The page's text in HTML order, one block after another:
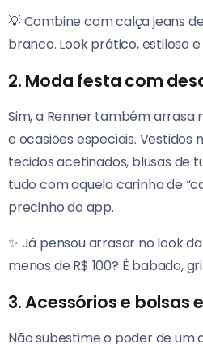
💡 Combine com calça jeans
branco. Look prático, estiloso e
2. Moda festa com
Sim, a Renner também arrasa
e ocasiões especiais. Vestidos
tecidos acetinados, blusas de
tudo com aquela carinha de
precinho do app.
✨ Já pensou arrasar no look
menos de R$ 100? É babado,
3. Acessórios e bolsas
Não subestime o poder de um